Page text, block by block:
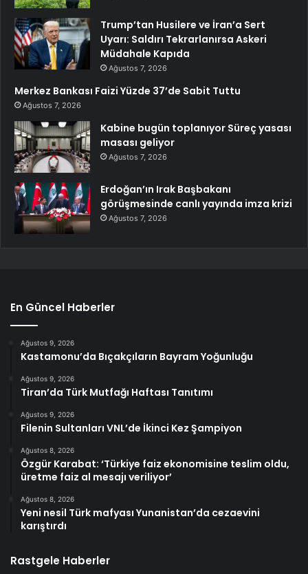
Trump’tan Husilere ve İran’a Sert
Uyarı: Saldırı Tekrarlanırsa Askeri
Müdahale Kapıda
Ağustos 7, 2026
Merkez Bankası Faizi Yüzde 37’de Sabit Tuttu
Ağustos 7, 2026
Kabine bugün toplanıyor Süreç yasası
masası geliyor
Ağustos 7, 2026
Erdoğan’ın Irak Başbakanı
görüşmesinde canlı yayında imza krizi
Ağustos 7, 2026
En Güncel Haberler
Ağustos 9, 2026
Kastamonu’da Bıçakçıların Bayram Yoğunluğu
Ağustos 9, 2026
Tiran’da Türk Mutfağı Haftası Tanıtımı
Ağustos 9, 2026
Filenin Sultanları VNL’de İkinci Kez Şampiyon
Ağustos 8, 2026
Özgür Karabat: ‘Türkiye faiz ekonomisine teslim oldu,
üretme faiz al mesajı veriliyor’
Ağustos 8, 2026
Yeni nesil Türk mafyası Yunanistan’da cezaevini
karıştırdı
Rastgele Haberler